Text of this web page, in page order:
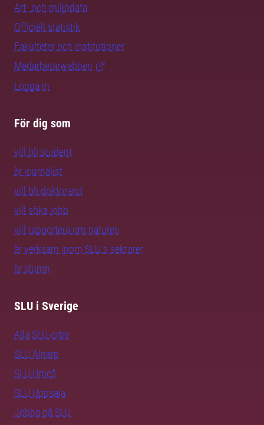
Art- och miljödata
Officiell statistik
Fakulteter och institutioner
Medarbetarwebben
Logga in
För dig som
vill bli student
är journalist
vill bli doktorand
vill söka jobb
vill rapportera om naturen
är verksam inom SLU:s sektorer
är alumn
SLU i Sverige
Alla SLU-orter
SLU Alnarp
SLU Umeå
SLU Uppsala
Jobba på SLU